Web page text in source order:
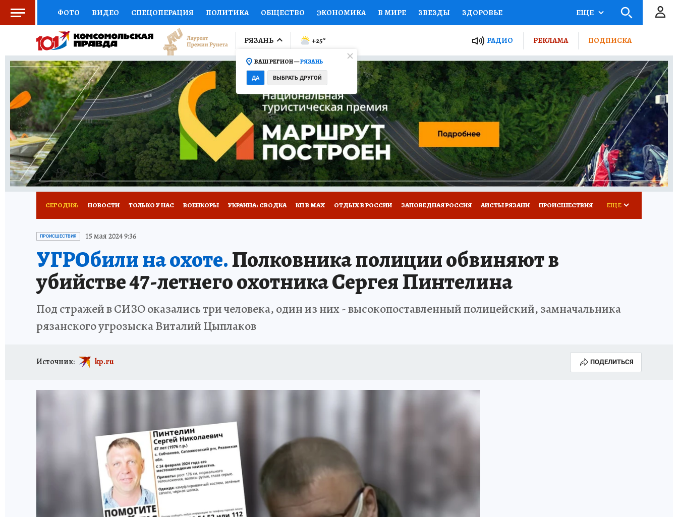
ФОТО ВИДЕО СПЕЦОПЕРАЦИЯ ПОЛИТИКА ОБЩЕСТВО ЭКОНОМИКА В МИРЕ ЗВЕЗДЫ ЗДОРОВЬЕ
СОЦПОДДЕРЖКА НАУКА СПОРТ КОЛУМНИСТЫ ПРОИСШЕСТВИЯ НАЦИОНАЛЬНЫЕ ПРОЕКТЫ РОССИИ
ВЫБОР ЭКСПЕРТОВ ДОКТОР ФИНАНСЫ ОТКРЫВАЕМ МИР Я ЗНАЮ СЕМЬЯ ЖЕНСКИЕ СЕКРЕТЫ ПУТЕВОДИТЕЛЬ
КНИЖНАЯ ПОЛКА ПРОГНОЗЫ НА СПОРТ ПРОМОКОДЫ СЕРИАЛЫ СПЕЦПРОЕКТЫ ДЕФИЦИТ ЖЕЛЕЗА ТУРИЗМ
ПРЕСС-ЦЕНТР НЕДВИЖИМОСТЬ ТЕЛЕВИЗОР КОЛЛЕКЦИИ КОНКУРСЫ РАБОТА У НАС ГИД ПОТРЕБИТЕЛЯ ВСЕ О КП
РАДИО КП РЕКЛАМА ТЕСТЫ НОВОЕ НА САЙТЕ
ЕЩЕ
РЯЗАНЬ
ВАШ РЕГИОН —РЯЗАНЬ
ДА ВЫБРАТЬ ДРУГОЙ
+25° РАДИО РЕКЛАМА ПОДПИСКА
СЕГОДНЯ: НОВОСТИ ТОЛЬКО У НАС ВОЕНКОРЫ УКРАИНА: СВОДКА КП В МАХ ОТДЫХ В РОССИИ ЗАПОВЕДНАЯ РОССИЯ АИСТЫ РЯЗАНИ ПРОИСШЕСТВИЯ
АФИША ИСПЫТАНО НА СЕБЕ
ЕЩЕ
ПРОИСШЕСТВИЯ 15 мая 2024 9:36
УГРОбили на охоте.Полковника полиции обвиняют в
убийстве 47-летнего охотника Сергея Пинтелина
Под стражей в СИЗО оказались три человека, один из них - высокопоставленный полицейский, замначальника
рязанского угрозыска Виталий Цыплаков
Источник: kp.ru ПОДЕЛИТЬСЯ